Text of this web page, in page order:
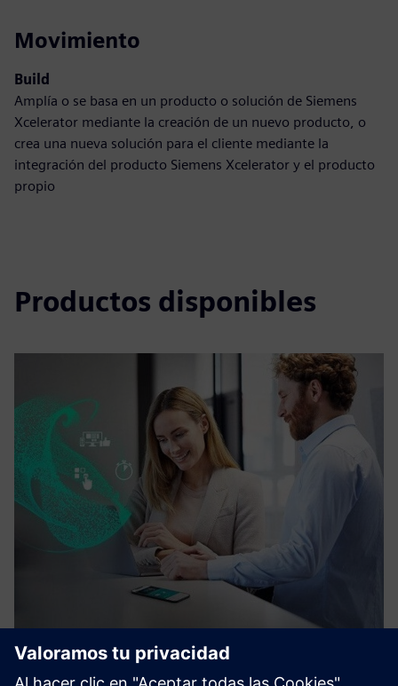
Movimiento
Build
Amplía o se basa en un producto o solución de Siemens
Xcelerator mediante la creación de un nuevo producto, o
crea una nueva solución para el cliente mediante la
integración del producto Siemens Xcelerator y el producto
propio
Productos disponibles
Sensor management